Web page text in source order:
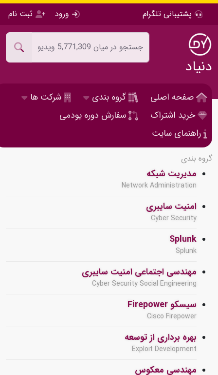
پشتیبانی تلگرام ورود ثبت نام
دنیاد
صفحه اصلی گروه بندی
شرکت ها
خرید اشتراک
سفارش دوره یودمی
راهنمای سایت
گروه بندی
مدیریت شبکه
Network Administration
امنیت سایبری
Cyber Security
Splunk
Splunk
مهندسی اجتماعی امنیت سایبری
Cyber Security Social Engineering
سیسکو Firepower
Cisco Firepower
بهره برداری از توسعه
Exploit Development
مهندسی معکوس